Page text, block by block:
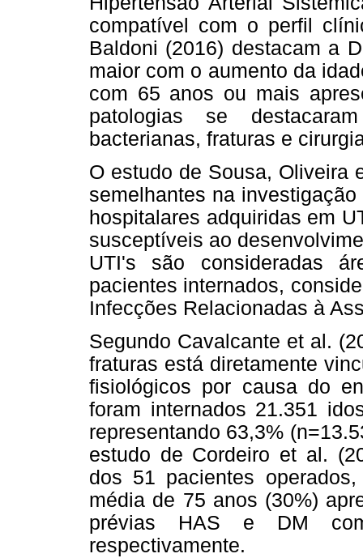
compatível com o perfil
Baldoni (2016) destacam a
maior com o aumento da
com 65 anos ou mais
patologias se
bacterianas, fraturas e
O estudo de Sousa, Oliveira
semelhantes na
hospitalares adquiridas em
susceptíveis ao
UTI's são consideradas
pacientes internados,
Infecções Relacionadas à
Segundo Cavalcante et al.
fraturas está diretamente
fisiológicos por causa do
foram internados 21.351
representando 63,3%
estudo de Cordeiro et al.
dos 51 pacientes
média de 75 anos (30%)
prévias HAS e DM
respectivamente.